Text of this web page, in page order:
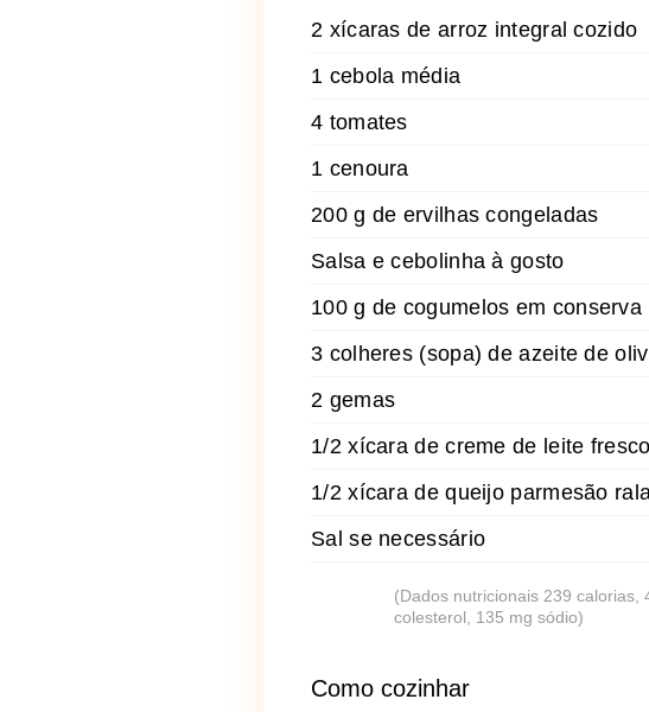
2 xícaras de arroz integral cozido
1 cebola média
4 tomates
1 cenoura
200 g de ervilhas congeladas
Salsa e cebolinha à gosto
100 g de cogumelos em conserva
3 colheres (sopa) de azeite de
2 gemas
1/2 xícara de creme de leite
1/2 xícara de queijo parmesão
Sal se necessário
(Dados nutricionais 239
colesterol, 135 mg sódio)
Como cozinhar